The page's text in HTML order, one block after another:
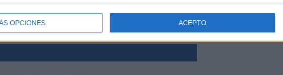
OPCIONES ACEPTO
y la Ciudadanía (MDyC)